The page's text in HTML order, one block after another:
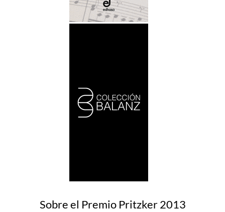
Sobre el Premio Pritzker 2013